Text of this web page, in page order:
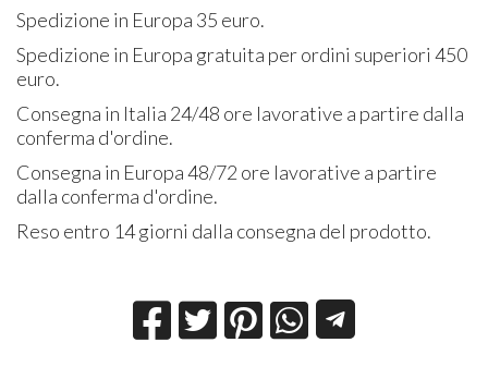
Spedizione in Europa 35 euro.
Spedizione in Europa gratuita per ordini superiori 450
euro.
Consegna in Italia 24/48 ore lavorative a partire dalla
conferma d'ordine.
Consegna in Europa 48/72 ore lavorative a partire
dalla conferma d'ordine.
Reso entro 14 giorni dalla consegna del prodotto.